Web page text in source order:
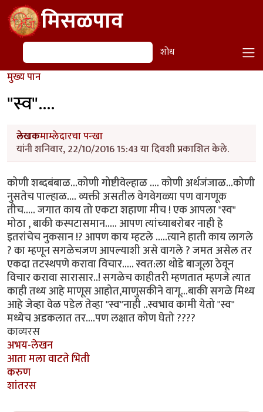
Skip to main contentमिसळपाव
शोध शोध
मुख्य पान
"स्व"....
लेखकमाम्लेदारचा पन्खा
यांनी शनिवार, 22/10/2016 15:43 या दिवशी प्रकाशित केले.
कोणी शब्दबंबाळ...कोणी गोष्टीवेल्हाळ .... कोणी अर्थजंजाळ...कोणी
नुसतेच पाल्हाळ.... व्यक्ती असतील वेगवेगळ्या पण वागणूक
तीच..... जगात काय तो एकटा शहाणा मीच ! एक आपला "स्व"
मोठा , बाकी कस्पटासमान..... आपण त्यांच्याबरोबर नाही हे
इतरांचेच नुकसान !? आपण काय म्हटले .....त्याने हाती काय लागले
? का म्हणून सगळेचजण आपल्याशी असे वागले ? जमत असेल तर
एकदा तटस्थपणे करावा विचार..... स्वत:ला थोडे बाजूला ठेवून
विचार करावा सारासार..! सगळेच काहीतरी म्हणतात म्हणजे त्यात
काही तथ्य आहे माणूस आहोत,माणुसकीने वागू...बाकी सगळे मिथ्य
आहे जेव्हा वेळ पडेल तेव्हा "स्व"नाही ..स्वभाव कामी येतो "स्व"
मध्येच अडकलात तर....पण लक्षात कोण घेतो ????
काव्यरस
अभय-लेखन
आता मला वाटते भिती
करुण
शांतरस